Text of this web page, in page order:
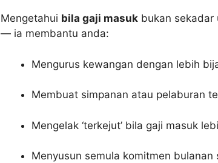
Mengetahui bila gaji masuk bukan sekadar
— ia membantu anda:
Mengurus kewangan dengan lebih
Membuat simpanan atau pelaburan
Mengelak ‘terkejut’ bila gaji masuk
Menyusun semula komitmen